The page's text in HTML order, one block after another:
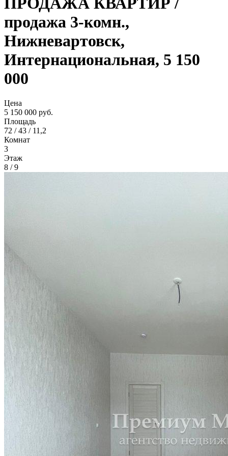
продажа 3-комн.,
Нижневартовск,
Интернациональная, 5 150
000
Цена
5 150 000 руб.
Площадь
72 / 43 / 11,2
Комнат
3
Этаж
8 / 9